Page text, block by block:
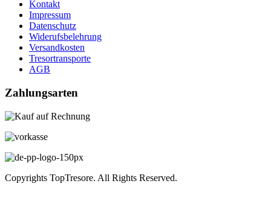
Kontakt
Impressum
Datenschutz
Widerufsbelehrung
Versandkosten
Tresortransporte
AGB
Zahlungsarten
Copyrights TopTresore. All Rights Reserved.